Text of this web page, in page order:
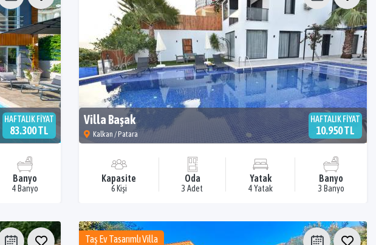
HAFTALIK FİYAT
83.300 TL
Banyo
4 Banyo
Villa Başak
Kalkan / Patara
HAFTALIK FİYAT
10.950 TL
Kapasite
6 Kişi
Oda
3 Adet
Yatak
4 Yatak
Banyo
3 Banyo
Taş Ev Tasarımlı Villa